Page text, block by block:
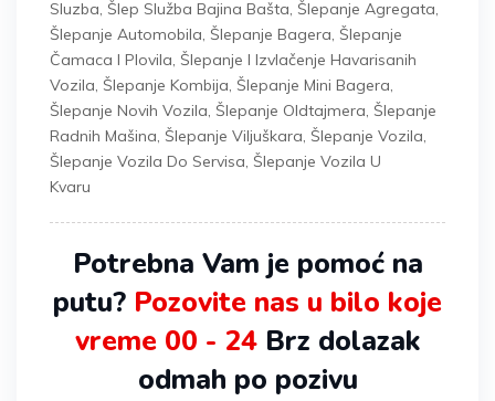
Sluzba, Šlep Služba Bajina Bašta, Šlepanje Agregata,
Šlepanje Automobila, Šlepanje Bagera, Šlepanje
Čamaca I Plovila, Šlepanje I Izvlačenje Havarisanih
Vozila, Šlepanje Kombija, Šlepanje Mini Bagera,
Šlepanje Novih Vozila, Šlepanje Oldtajmera, Šlepanje
Radnih Mašina, Šlepanje Viljuškara, Šlepanje Vozila,
Šlepanje Vozila Do Servisa, Šlepanje Vozila U
Kvaru
Potrebna Vam je pomoć na
putu? Pozovite nas u bilo koje
vreme 00 - 24Brz dolazak
odmah po pozivu